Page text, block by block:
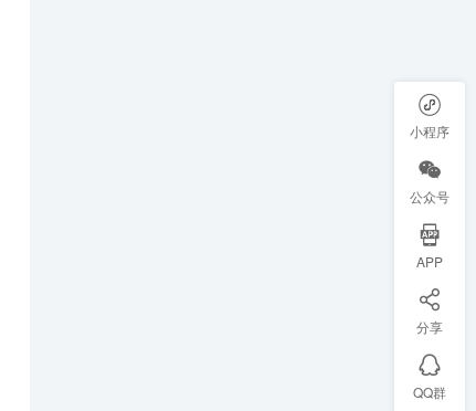
小程序
公众号
APP
分享
QQ群